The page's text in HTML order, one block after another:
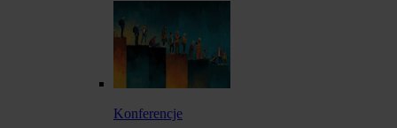
Konferencje